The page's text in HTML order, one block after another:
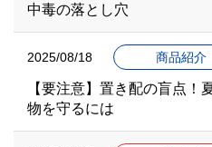
中毒の落とし穴
2025/08/18 商品紹介
【要注意】置き配の盲点！
物を守るには